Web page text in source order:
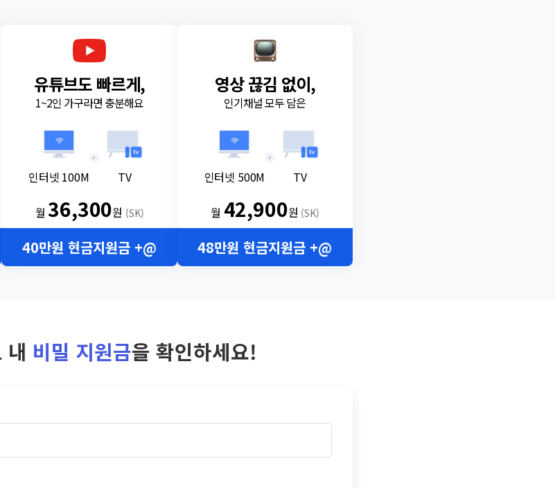
유튜브도 빠르게,
1~2인 가구라면 충분해요
인터넷 100M
+
TV
월36,300원 (SK)
40만원 현금지원금 +@
영상 끊김 없이,
인기채널 모두 담은
인터넷 500M
+
TV
월 42,900원 (SK)
48만원 현금지원금 +@
내 비밀 지원금을 확인하세요!